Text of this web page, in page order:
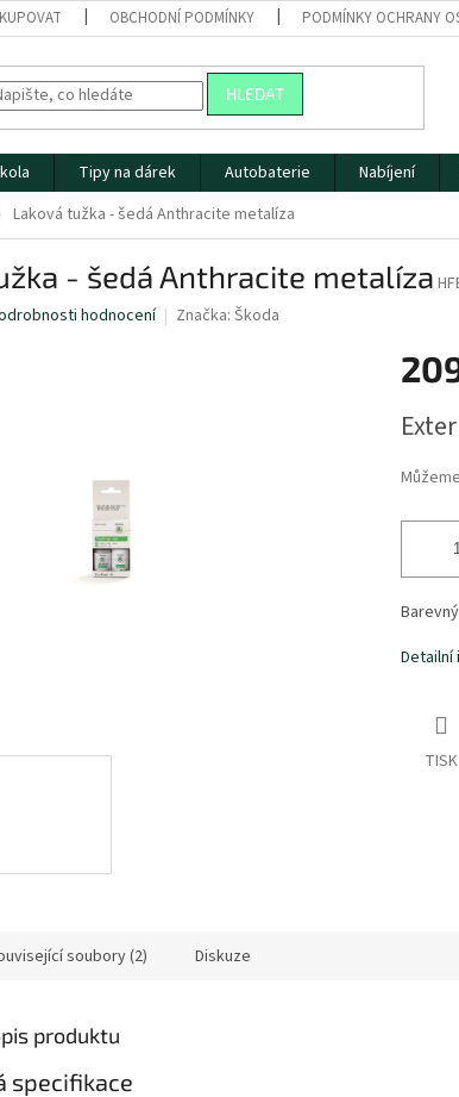
OBCHODNÍ PODMÍNKY PODMÍNKY OCHRANY
HLEDAT
Tipy na dárek Autobaterie Nabíjení
Laková tužka - šedá Anthracite metalíza
- šedá Anthracite metalíza
hodnocení Značka: Škoda
cena:
Detailní
TISK
soubory (2) Diskuze
produktu
specifikace